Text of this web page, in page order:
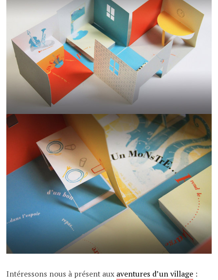
Intéressons nous à présent aux aventures d’un village :